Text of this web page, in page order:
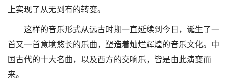
上实现了从无到有的转变。
这样的音乐形式从远古时期一直延续到今日，诞生了一
首又一首意境悠长的乐曲，塑造着灿烂辉煌的音乐文化。中
国古代的十大名曲，以及西方的交响乐，皆是由此演变而
来。